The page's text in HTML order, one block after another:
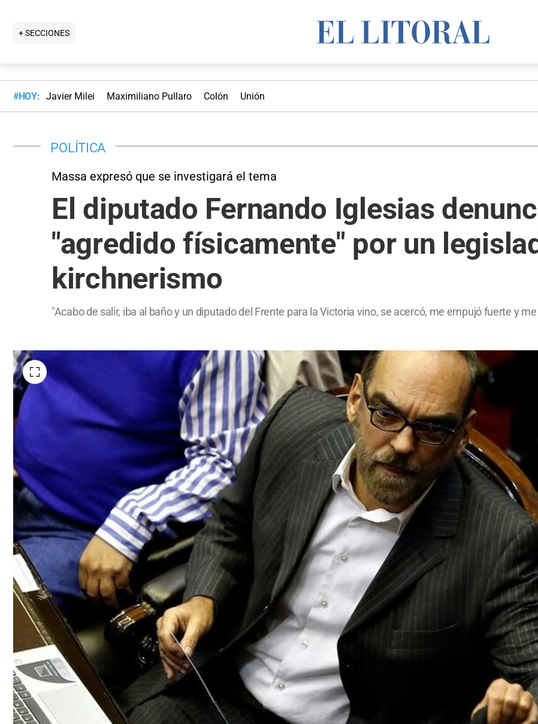
+ SECCIONES
#HOY: Javier Milei Maximiliano Pullaro Colón Unión
POLÍTICA
Massa expresó que se investigará el tema
El diputado Fernando Iglesias
"agredido físicamente" por un
kirchnerismo
"Acabo de salir, iba al baño y un diputado del Frente para la Victoria vino, se acercó, me empujó fuerte y